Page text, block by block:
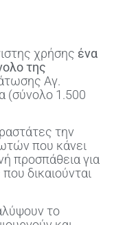
χρήσης ένα
της
Αγ.
(σύνολο 1.500
την
που κάνει
προσπάθεια για
δικαιούνται
το